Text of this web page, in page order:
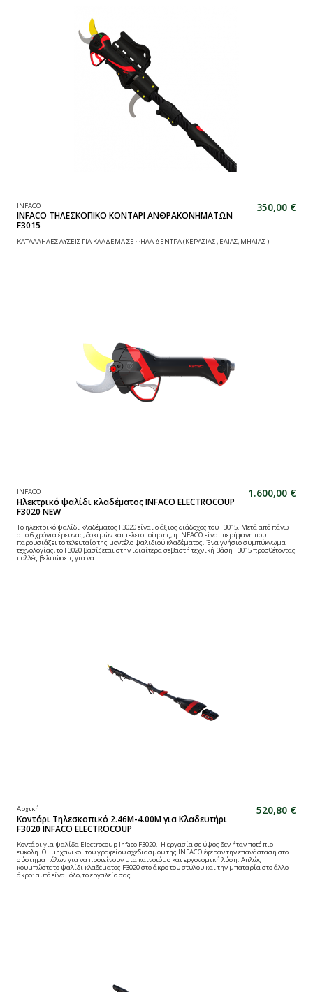
INFACO
INFACO ΤΗΛΕΣΚΟΠΙΚΟ ΚΟΝΤΑΡΙ ΑΝΘΡΑΚΟΝΗΜΑΤΩΝ
F3015
350,00 €
ΚΑΤΑΛΛΗΛΕΣ ΛΥΣΕΙΣ ΓΙΑ KΛΑΔΕΜΑ ΣΕ ΨΗΛΑ ΔΕΝΤΡΑ (ΚΕΡΑΣΙΑΣ , ΕΛΙΑΣ, ΜΗΛΙΑΣ )
INFACO
Ηλεκτρικό ψαλίδι κλαδέματος INFACO ELECTROCOUP
F3020 NEW
1.600,00 €
Το ηλεκτρικό ψαλίδι κλαδέματος F3020 είναι ο άξιος διάδοχος του F3015. Μετά από πάνω
από 6 χρόνια έρευνας, δοκιμών και τελειοποίησης, η INFACO είναι περήφανη που
παρουσιάζει το τελευταίο της μοντέλο ψαλιδιού κλαδέματος. Ένα γνήσιο συμπύκνωμα
τεχνολογίας, το F3020 βασίζεται στην ιδιαίτερα σεβαστή τεχνική βάση F3015 προσθέτοντας
πολλές βελτιώσεις για να...
Αρχική
Κοντάρι Τηλεσκοπικό 2.46Μ-4.00Μ για Κλαδευτήρι
F3020 INFACO ELECTROCOUP
520,80 €
Κοντάρι για ψαλίδα Electrocoup Infaco F3020. Η εργασία σε ύψος δεν ήταν ποτέ πιο
εύκολη. Οι μηχανικοί του γραφείου σχεδιασμού της INFACO έφεραν την επανάσταση στο
σύστημα πόλων για να προτείνουν μια καινοτόμο και εργονομική λύση. Απλώς
κουμπώστε το ψαλίδι κλαδέματος F3020 στο άκρο του στύλου και την μπαταρία στο άλλο
άκρο: αυτό είναι όλο, το εργαλείο σας...